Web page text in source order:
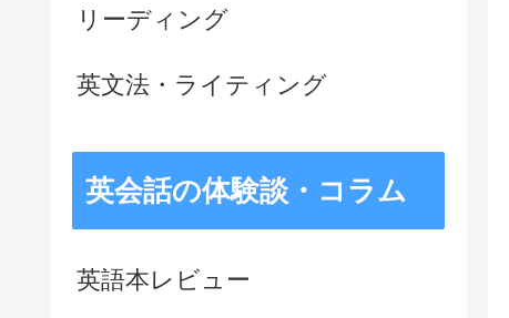
リーディング
英文法・ライティング
英会話の体験談・コラム
英語本レビュー